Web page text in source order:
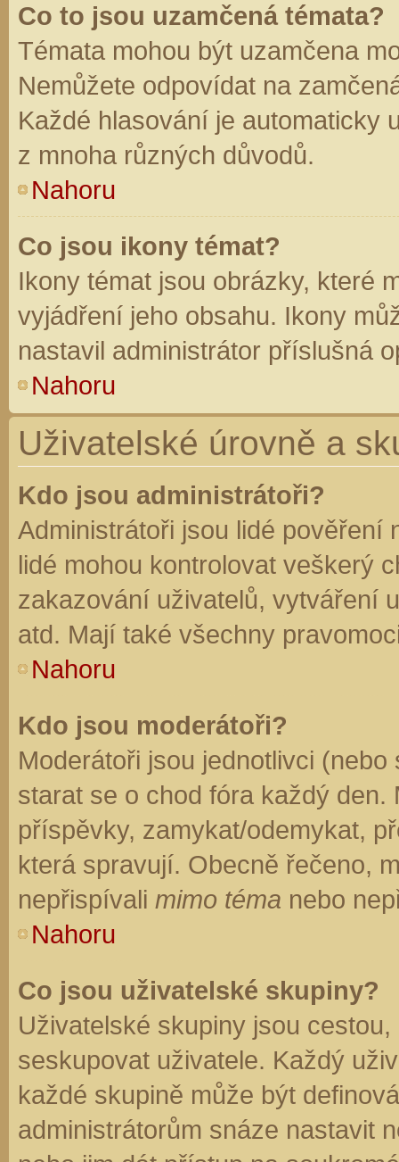
Co to jsou uzamčená témata?
Témata mohou být uzamčena
Nemůžete odpovídat na
Každé hlasování je automaticky
z mnoha různých důvodů.
Nahoru
Co jsou ikony témat?
Ikony témat jsou obrázky, které
vyjádření jeho obsahu. Ikony
nastavil administrátor příslušná
Nahoru
Uživatelské úrovně a
Kdo jsou administrátoři?
Administrátoři jsou lidé pověření
lidé mohou kontrolovat veškerý
zakazování uživatelů, vytváření
atd. Mají také všechny
Nahoru
Kdo jsou moderátoři?
Moderátoři jsou jednotlivci
starat se o chod fóra každý
příspěvky, zamykat/odemykat,
která spravují. Obecně řečeno,
nepřispívali mimo téma nebo
Nahoru
Co jsou uživatelské skupiny?
Uživatelské skupiny jsou
seskupovat uživatele. Každý
každé skupině může být
administrátorům snáze nastavit